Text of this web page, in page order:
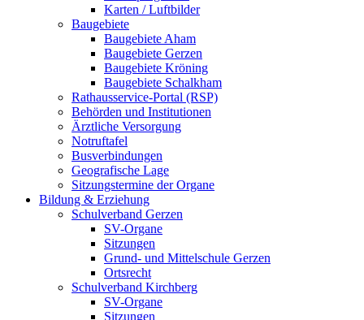
Karten / Luftbilder
Baugebiete
Baugebiete Aham
Baugebiete Gerzen
Baugebiete Kröning
Baugebiete Schalkham
Rathausservice-Portal (RSP)
Behörden und Institutionen
Ärztliche Versorgung
Notruftafel
Busverbindungen
Geografische Lage
Sitzungstermine der Organe
Bildung & Erziehung
Schulverband Gerzen
SV-Organe
Sitzungen
Grund- und Mittelschule Gerzen
Ortsrecht
Schulverband Kirchberg
SV-Organe
Sitzungen